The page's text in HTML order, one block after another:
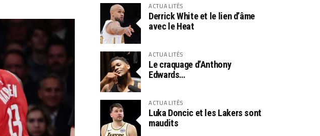
ACTUALITÉS
Derrick White et le lien d’âme
avec le Heat
ACTUALITÉS
Le craquage d’Anthony
Edwards…
ACTUALITÉS
Luka Doncic et les Lakers sont
maudits